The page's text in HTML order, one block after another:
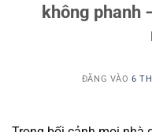
không phanh
ĐĂNG VÀO 6